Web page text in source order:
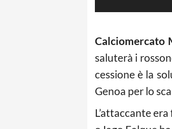
Calciomercato
saluterà i
cessione è la
Genoa per lo
L’attaccante